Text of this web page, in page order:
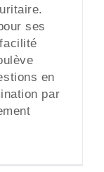
ses
en
par